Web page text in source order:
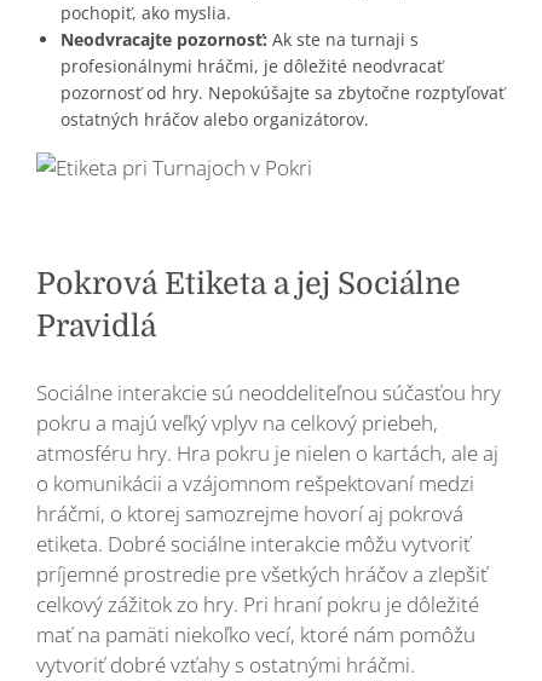
pochopiť, ako myslia.
Neodvracajte pozornosť: Ak ste na turnaji s
profesionálnymi hráčmi, je dôležité neodvracať
pozornosť od hry. Nepokúšajte sa zbytočne rozptyľovať
ostatných hráčov alebo organizátorov.
Pokrová Etiketa a jej Sociálne
Pravidlá
Sociálne interakcie sú neoddeliteľnou súčasťou hry
pokru a majú veľký vplyv na celkový priebeh,
atmosféru hry. Hra pokru je nielen o kartách, ale aj
o komunikácii a vzájomnom rešpektovaní medzi
hráčmi, o ktorej samozrejme hovorí aj pokrová
etiketa. Dobré sociálne interakcie môžu vytvoriť
príjemné prostredie pre všetkých hráčov a zlepšiť
celkový zážitok zo hry. Pri hraní pokru je dôležité
mať na pamäti niekoľko vecí, ktoré nám pomôžu
vytvoriť dobré vzťahy s ostatnými hráčmi.